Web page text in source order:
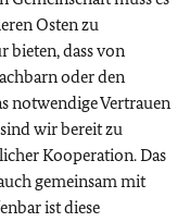
Osten zu
bieten, dass von
oder den
notwendige Vertrauen
wir bereit zu
Kooperation. Das
gemeinsam mit
ist diese